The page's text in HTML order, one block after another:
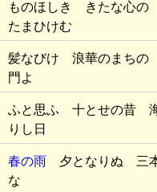
ものほしき きたな心
たまひけむ
髪なびけ 浪華のまち
門よ
ふと思ふ 十とせの昔
りし日
春の雨 夕となりぬ 三
な